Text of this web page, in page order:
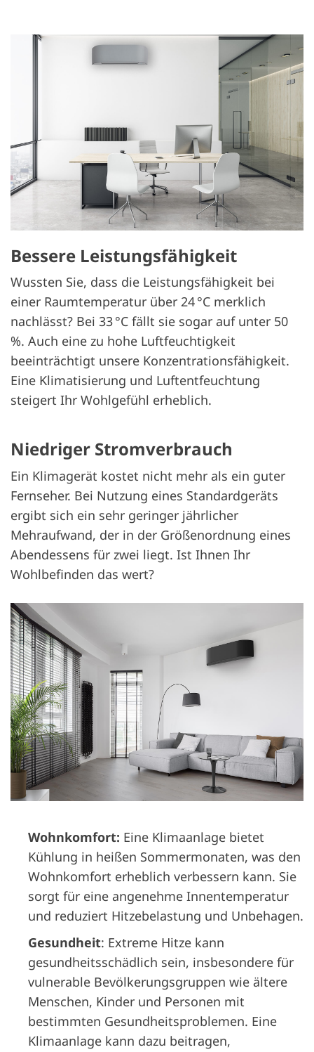
Bessere Leistungsfähigkeit
Wussten Sie, dass die Leistungsfähigkeit bei
einer Raumtemperatur über 24 °C merklich
nachlässt? Bei 33 °C fällt sie sogar auf unter 50
%. Auch eine zu hohe Luftfeuchtigkeit
beeinträchtigt unsere Konzentrationsfähigkeit.
Eine Klimatisierung und Luftentfeuchtung
steigert Ihr Wohlgefühl erheblich.
Niedriger Stromverbrauch
Ein Klimagerät kostet nicht mehr als ein guter
Fernseher. Bei Nutzung eines Standardgeräts
ergibt sich ein sehr geringer jährlicher
Mehraufwand, der in der Größenordnung eines
Abendessens für zwei liegt. Ist Ihnen Ihr
Wohlbefinden das wert?
Wohnkomfort: Eine Klimaanlage bietet
Kühlung in heißen Sommermonaten, was den
Wohnkomfort erheblich verbessern kann. Sie
sorgt für eine angenehme Innentemperatur
und reduziert Hitzebelastung und Unbehagen.
Gesundheit: Extreme Hitze kann
gesundheitsschädlich sein, insbesondere für
vulnerable Bevölkerungsgruppen wie ältere
Menschen, Kinder und Personen mit
bestimmten Gesundheitsproblemen. Eine
Klimaanlage kann dazu beitragen,